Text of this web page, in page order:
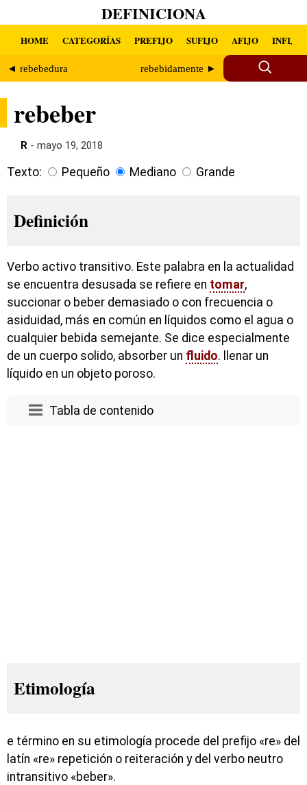
DEFINICIONA
HOME CATEGORÍAS PREFIJO SUFIJO AFIJO INFIJO
◄ rebebedura rebebidamente ►
rebeber
R - mayo 19, 2018
Texto: Pequeño Mediano Grande
Definición
Verbo activo transitivo. Este palabra en la actualidad
se encuentra desusada se refiere en tomar,
succionar o beber demasiado o con frecuencia o
asiduidad, más en común en líquidos como el agua o
cualquier bebida semejante. Se dice especialmente
de un cuerpo solido, absorber un fluido. llenar un
líquido en un objeto poroso.
Tabla de contenido
Etimología
e término en su etimología procede del prefijo «re» del
latín «re» repetición o reiteración y del verbo neutro
intransitivo «beber».